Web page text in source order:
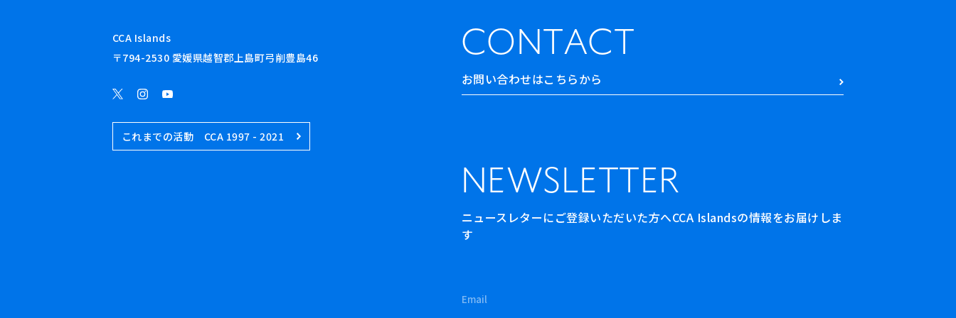
CONTACT
お問い合わせはこちらから
NEWSLETTER
ニュースレターにご登録いただいた方へCCA Islandsの情報をお届けしま
す
CCA Islands
〒794-2530 愛媛県越智郡上島町弓削豊島46
これまでの活動 CCA 1997 - 2021